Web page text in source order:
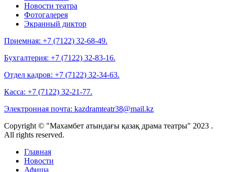
Новости театра
Фотогалерея
Экранный диктор
Приемная: +7 (7122) 32-68-49.
Бухгалтерия: +7 (7122) 32-83-16.
Отдел кадров: +7 (7122) 32-34-63.
Касса: +7 (7122) 32-21-77.
Электронная почта: kazdramteatr38@mail.kz
Copyright © "Махамбет атындағы қазақ драма театры" 2023 .
All rights reserved.
Главная
Новости
Афиша